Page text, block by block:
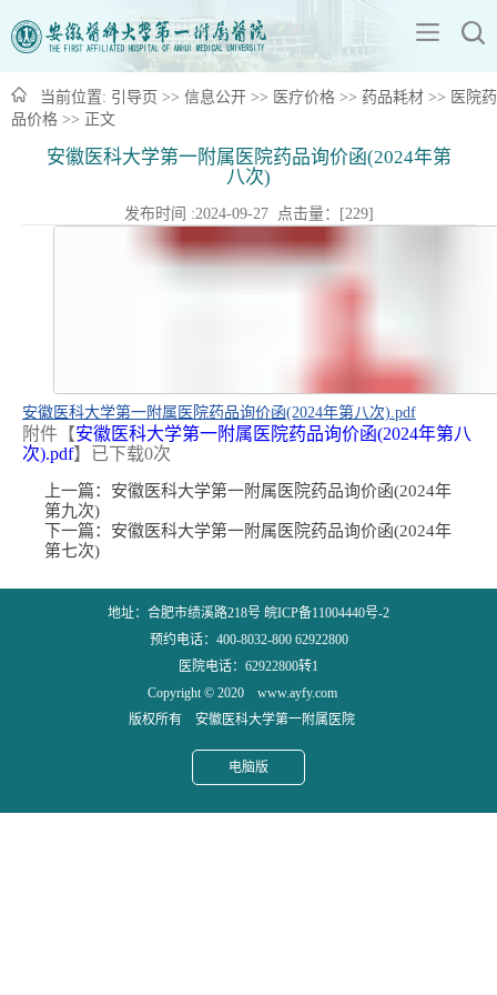
当前位置: 引导页 >> 信息公开 >> 医疗价格 >> 药品耗材 >> 医院药
品价格 >> 正文
安徽医科大学第一附属医院药品询价函(2024年第
八次)
发布时间 :2024-09-27 点击量：[229]
安徽医科大学第一附属医院药品询价函(2024年第八次).pdf
附件【安徽医科大学第一附属医院药品询价函(2024年第八
次).pdf】已下载0次
上一篇： 安徽医科大学第一附属医院药品询价函(2024年
第九次)
下一篇： 安徽医科大学第一附属医院药品询价函(2024年
第七次)
地址：合肥市绩溪路218号 皖ICP备11004440号-2
预约电话：400-8032-800 62922800
医院电话：62922800转1
Copyright © 2020 www.ayfy.com
版权所有 安徽医科大学第一附属医院
电脑版